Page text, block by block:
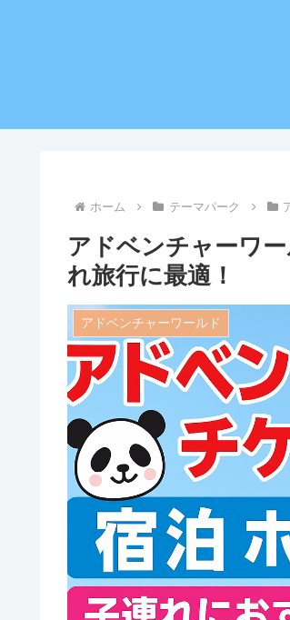
ホーム テーマパーク
アドベンチャーワ
れ旅行に最適！
アドベンチャーワールド